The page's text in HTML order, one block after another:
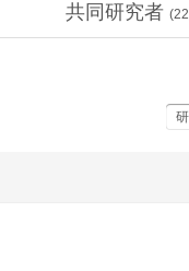
共同研究者 (22